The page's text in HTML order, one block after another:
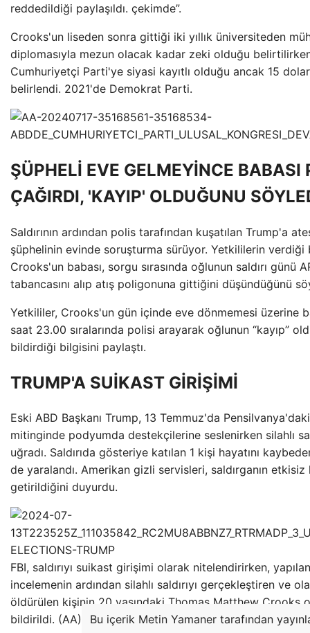
reddedildiği paylaşıldı. çekimde”.
Crooks'un liseden sonra gittiği iki yıllık üniversiteden
diplomasıyla mezun olacak kadar zeki olduğu
Cumhuriyetçi Parti'ye siyasi kayıtlı olduğu ancak 15 dolar
belirlendi. 2021'de Demokrat Parti.
ŞÜPHELİ EVE GELMEYİNCE BABASI
ÇAĞIRDI, 'KAYIP' OLDUĞUNU
Saldırının ardından polis tarafından kuşatılan Trump'a
şüphelinin evinde soruşturma sürüyor. Yetkililerin
Crooks'un babası, sorgu sırasında oğlunun saldırı günü
tabancasını alıp atış poligonuna gittiğini düşündüğünü
Yetkililer, Crooks'un gün içinde eve dönmemesi üzerine
saat 23.00 sıralarında polisi arayarak oğlunun “kayıp”
bildirdiği bilgisini paylaştı.
TRUMP'A SUİKAST GİRİŞİMİ
Eski ABD Başkanı Trump, 13 Temmuz'da
mitinginde podyumda destekçilerine seslenirken silahlı
uğradı. Saldırıda gösteriye katılan 1 kişi hayatını
de yaralandı. Amerikan gizli servisleri, saldırganın etkisiz
getirildiğini duyurdu.
FBI, saldırıyı suikast girişimi olarak nitelendirirken, yapılan
incelemenin ardından silahlı saldırıyı gerçekleştiren ve
öldürülen kişinin 20 yaşındaki Thomas Matthew Crooks
bildirildi. (AA)
Bu içerik Metin Yamaner tarafından